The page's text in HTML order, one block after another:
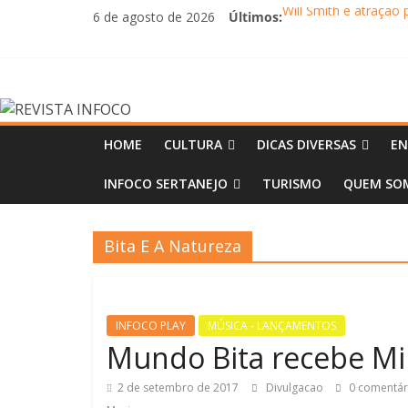
6 de agosto de 2026 Últimos:Will Smith é atração
REVISTA
INFOCO
Revista
Eletrônica
HOME CULTURA DICAS DIVERSAS
INFOCO SERTANEJO TURISMO QUEM
Bita E A Natureza
INFOCO PLAY MÚSICA - LANÇAMENTOS
Mundo Bita recebe
2 de setembro de 2017 Divulgacao
0